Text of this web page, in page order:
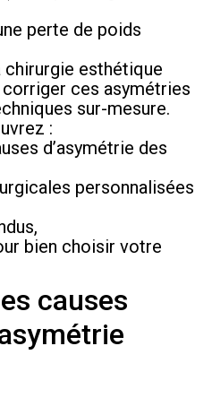
perte de poids
chirurgie esthétique
corriger ces asymétries
sur-mesure.
:
d’asymétrie des
personnalisées
bien choisir votre
causes